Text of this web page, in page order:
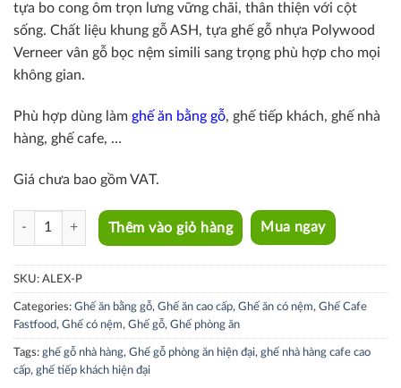
tựa bo cong ôm trọn lưng vững chãi, thân thiện với cột
sống. Chất liệu khung gỗ ASH, tựa ghế gỗ nhựa Polywood
Verneer vân gỗ bọc nệm simili sang trọng phù hợp cho mọi
không gian.
Phù hợp dùng làm ghế ăn bằng gỗ, ghế tiếp khách, ghế nhà
hàng, ghế cafe, …
Giá chưa bao gồm VAT.
ALEX-P quantity
Thêm vào giỏ hàng Mua ngay
SKU: ALEX-P
Categories: Ghế ăn bằng gỗ, Ghế ăn cao cấp, Ghế ăn có nệm, Ghế Cafe
Fastfood, Ghế có nệm, Ghế gỗ, Ghế phòng ăn
Tags: ghế gỗ nhà hàng, Ghế gỗ phòng ăn hiện đại, ghế nhà hàng cafe cao
cấp, ghế tiếp khách hiện đại